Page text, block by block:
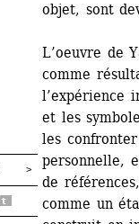
t
objet, sont
L’oeuvre de
comme
l’expérience
et les
les
personnelle,
de
comme un